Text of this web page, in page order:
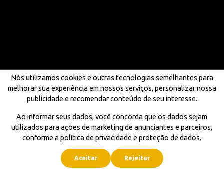
Nós utilizamos cookies e outras tecnologias semelhantes para
melhorar sua experiência em nossos serviços, personalizar nossa
publicidade e recomendar conteúdo de seu interesse.
Ao informar seus dados, você concorda que os dados sejam
utilizados para ações de marketing de anunciantes e parceiros,
conforme a política de privacidade e proteção de dados.
Aceitar Rejeitar